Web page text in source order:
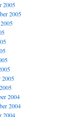
2005
2005
2005
2004
2004
2004